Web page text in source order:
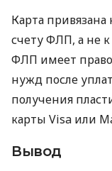
Карта
счету ФЛП, а не
ФЛП имеет право
нужд после
получения
карты Visa или
Вывод